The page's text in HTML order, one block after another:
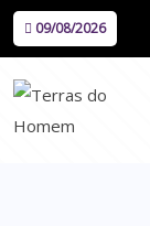
09/08/2026